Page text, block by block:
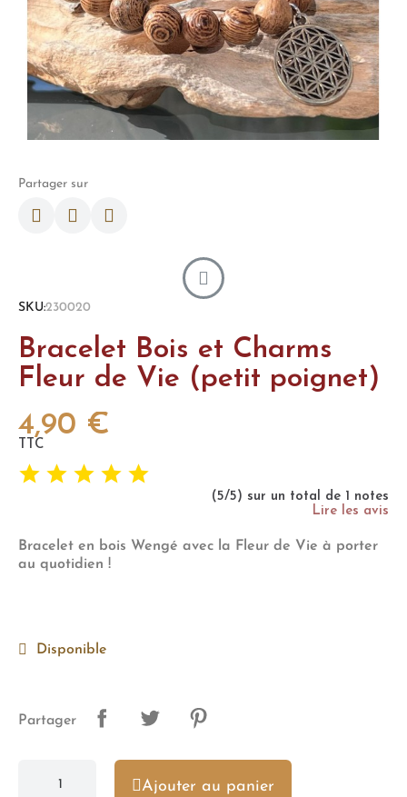
Partager sur
SKU 230020
Bracelet Bois et Charms
Fleur de Vie (petit poignet)
4,90 €
TTC
(5/5) sur un total de 1 notes
Lire les avis
Bracelet en bois Wengé avec la Fleur de Vie à porter
au quotidien !
Disponible
Partager
Ajouter au panier